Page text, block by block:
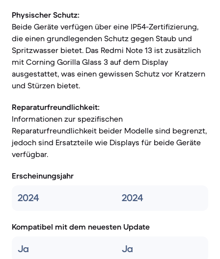
Physischer Schutz:
Beide Geräte verfügen über eine IP54-Zertifizierung,
die einen grundlegenden Schutz gegen Staub und
Spritzwasser bietet. Das Redmi Note 13 ist zusätzlich
mit Corning Gorilla Glass 3 auf dem Display
ausgestattet, was einen gewissen Schutz vor Kratzern
und Stürzen bietet.
Reparaturfreundlichkeit:
Informationen zur spezifischen
Reparaturfreundlichkeit beider Modelle sind begrenzt,
jedoch sind Ersatzteile wie Displays für beide Geräte
verfügbar.
Erscheinungsjahr
2024 2024
Kompatibel mit dem neuesten Update
Ja Ja